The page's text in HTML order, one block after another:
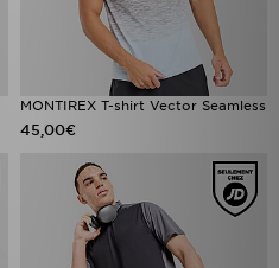
MONTIREX T-shirt Vector Seamless
45,00€